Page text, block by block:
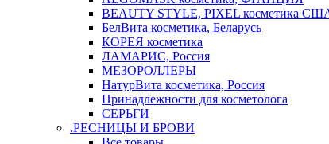
BEAUTY STYLE, PIXEL косметика
БелВита косметика, Беларусь
КОРЕЯ косметика
ЛАМАРИС, Россия
МЕЗОРОЛЛЕРЫ
НатурВита косметика, Россия
Принадлежности для косметолога
СЕРЬГИ
.РЕСНИЦЫ И БРОВИ